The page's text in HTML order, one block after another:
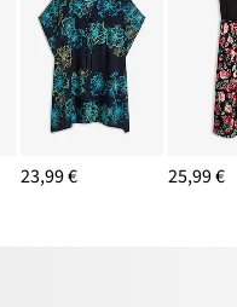
23,99 € 25,99 €